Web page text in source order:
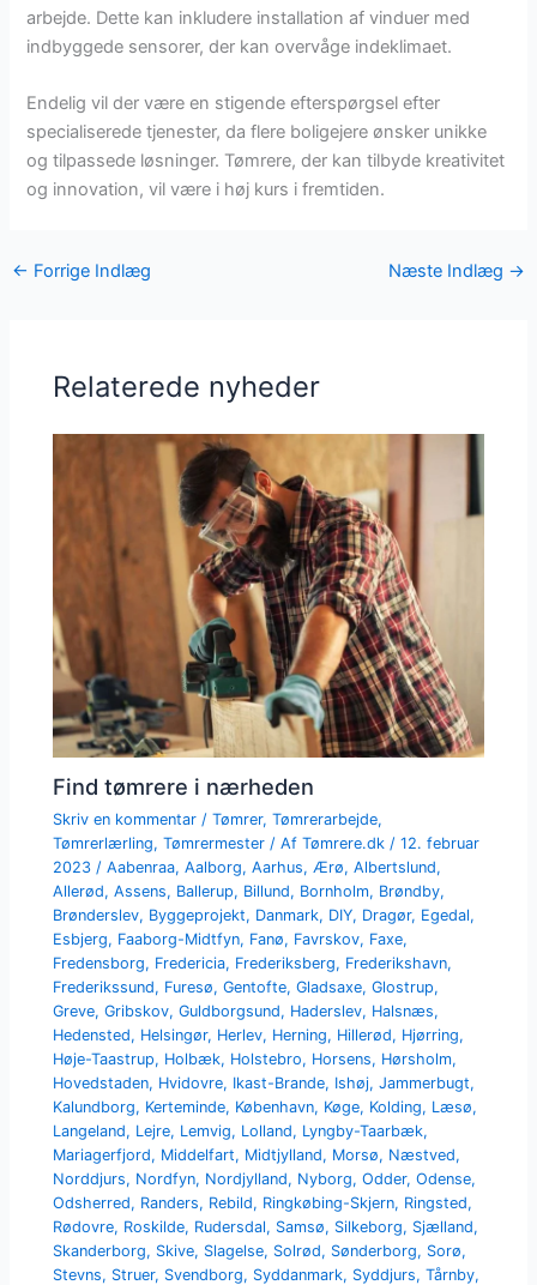
arbejde. Dette kan inkludere installation af vinduer med
indbyggede sensorer, der kan overvåge indeklimaet.
Endelig vil der være en stigende efterspørgsel efter
specialiserede tjenester, da flere boligejere ønsker unikke
og tilpassede løsninger. Tømrere, der kan tilbyde kreativitet
og innovation, vil være i høj kurs i fremtiden.
← Forrige Indlæg Næste Indlæg →
Relaterede nyheder
Find tømrere i nærheden
Skriv en kommentar /Tømrer,Tømrerarbejde,
Tømrerlærling,Tømrermester / AfTømrere.dk /12. februar
2023 /Aabenraa,Aalborg,Aarhus, Ærø,Albertslund,
Allerød,Assens, Ballerup, Billund, Bornholm, Brøndby,
Brønderslev, Byggeprojekt, Danmark, DIY, Dragør, Egedal,
Esbjerg, Faaborg-Midtfyn, Fanø, Favrskov, Faxe,
Fredensborg, Fredericia, Frederiksberg, Frederikshavn,
Frederikssund, Furesø,Gentofte,Gladsaxe,Glostrup,
Greve,Gribskov,Guldborgsund, Haderslev, Halsnæs,
Hedensted, Helsingør, Herlev, Herning, Hillerød, Hjørring,
Høje-Taastrup, Holbæk, Holstebro, Horsens, Hørsholm,
Hovedstaden, Hvidovre, Ikast-Brande, Ishøj,Jammerbugt,
Kalundborg, Kerteminde, København, Køge, Kolding, Læsø,
Langeland, Lejre, Lemvig, Lolland, Lyngby-Taarbæk,
Mariagerfjord, Middelfart, Midtjylland, Morsø, Næstved,
Norddjurs, Nordfyn, Nordjylland, Nyborg,Odder,Odense,
Odsherred, Randers, Rebild, Ringkøbing-Skjern, Ringsted,
Rødovre, Roskilde, Rudersdal, Samsø, Silkeborg, Sjælland,
Skanderborg, Skive, Slagelse, Solrød, Sønderborg, Sorø,
Stevns, Struer, Svendborg, Syddanmark, Syddjurs,Tårnby,